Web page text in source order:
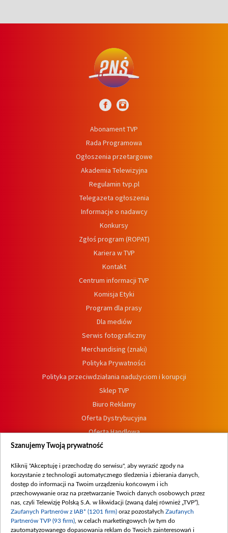
Abonament TVP
Rada Programowa
Ogłoszenia przetargowe
Akademia Telewizyjna
Regulamin tvp.pl
Telegazeta ogłoszenia
Informacje o nadawcy
Konkursy
Zgłoś program (ROPAT)
Kariera w TVP
Kontakt
Centrum informacji TVP
Komisja Etyki
Program dla prasy
Dla mediów
Serwis fotograficzny
Merchandising (znaki)
Polityka Prywatności
Polityka przeciwdziałania nadużyciom i korupcji
Sklep TVP
Biuro Reklamy
Oferta Dystrybucyjna
Oferta Handlowa
Dostępność
Procedura zgłoszeń wewnętrznych
Szanujemy Twoją prywatność
Kliknij "Akceptuję i przechodzę do serwisu", aby wyrazić zgody na
korzystanie z technologii automatycznego śledzenia i zbierania danych,
dostęp do informacji na Twoim urządzeniu końcowym i ich
przechowywanie oraz na przetwarzanie Twoich danych osobowych przez
nas, czyli Telewizję Polską S.A. w likwidacji (zwaną dalej również „TVP”),
Zaufanych Partnerów z IAB* (1201 firm) oraz pozostałych Zaufanych
Partnerów TVP (93 firm) , w celach marketingowych (w tym do
zautomatyzowanego dopasowania reklam do Twoich zainteresowań i